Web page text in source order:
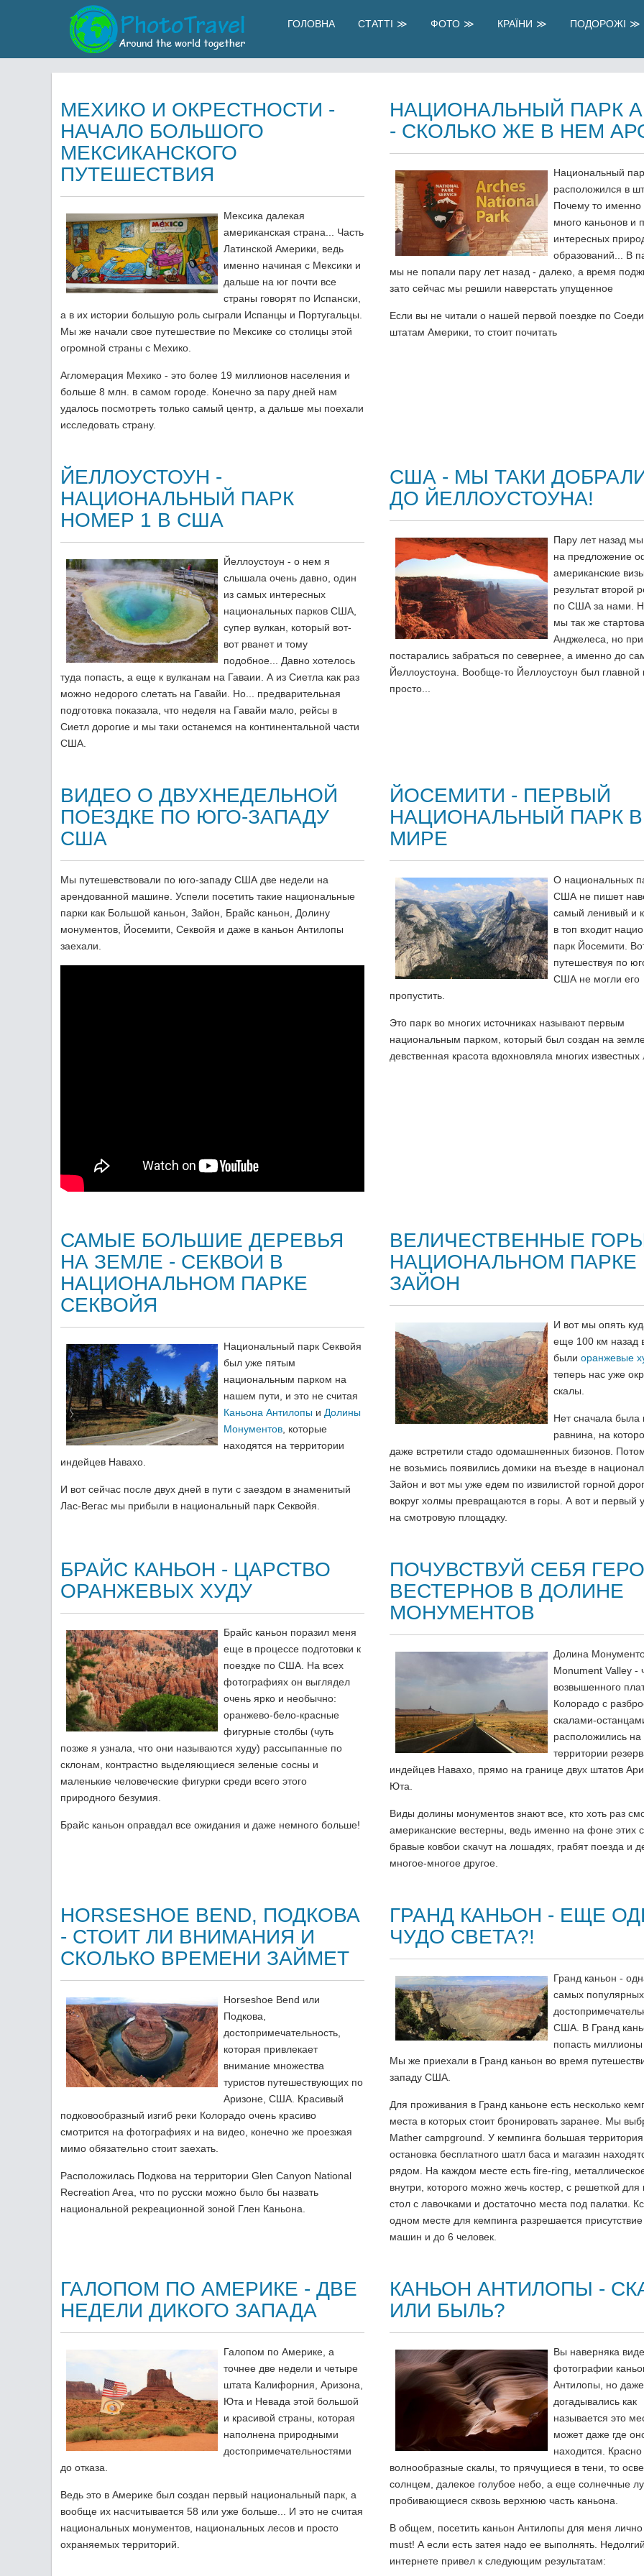
ГОЛОВНА СТАТТІ ФОТО КРАЇНИ ПОДОРОЖІ
МЕХИКО И ОКРЕСТНОСТИ -
НАЧАЛО БОЛЬШОГО
МЕКСИКАНСКОГО
ПУТЕШЕСТВИЯ
Мексика далекая
американская страна... Часть
Латинской Америки, ведь
именно начиная с Мексики и
дальше на юг почти все
страны говорят по Испански,
а в их истории большую роль сыграли Испанцы и Португальцы.
Мы же начали свое путешествие по Мексике со столицы этой
огромной страны с Мехико.
Агломерация Мехико - это более 19 миллионов населения и
больше 8 млн. в самом городе. Конечно за пару дней нам
удалось посмотреть только самый центр, а дальше мы поехали
исследовать страну.
НАЦИОНАЛЬНЫЙ ПАРК
- СКОЛЬКО ЖЕ В НЕМ
Национальный
расположился в
Почему то именно
много каньонов и
интересных
образований... В
мы не попали пару лет назад - далеко, а время
зато сейчас мы решили наверстать упущенное
Если вы не читали о нашей первой поездке по
штатам Америки, то стоит почитать
ЙЕЛЛОУСТОУН -
НАЦИОНАЛЬНЫЙ ПАРК
НОМЕР 1 В США
Йеллоустоун - о нем я
слышала очень давно, один
из самых интересных
национальных парков США,
супер вулкан, который вот-
вот рванет и тому
подобное... Давно хотелось
туда попасть, а еще к вулканам на Гаваии. А из Сиетла как раз
можно недорого слетать на Гавайи. Но... предварительная
подготовка показала, что неделя на Гавайи мало, рейсы в
Сиетл дорогие и мы таки останемся на континентальной части
США.
США - МЫ ТАКИ
ДО ЙЕЛЛОУСТОУНА!
Пару лет назад
на предложение
американские
результат второй
по США за нами.
мы так же
Анджелеса, но
постарались забраться по севернее, а именно до
Йеллоустоуна. Вообще-то Йеллоустоун был главной
просто...
ВИДЕО О ДВУХНЕДЕЛЬНОЙ
ПОЕЗДКЕ ПО ЮГО-ЗАПАДУ
США
Мы путешевствовали по юго-западу США две недели на
арендованной машине. Успели посетить такие национальные
парки как Большой каньон, Зайон, Брайс каньон, Долину
монументов, Йосемити, Секвойя и даже в каньон Антилопы
заехали.
ЙОСЕМИТИ - ПЕРВЫЙ
НАЦИОНАЛЬНЫЙ ПАРК В
МИРЕ
О национальных
США не пишет
самый ленивый и
в топ входит
парк Йосемити.
путешествуя по
США не могли его
пропустить.
Это парк во многих источниках называют первым
национальным парком, который был создан на
девственная красота вдохновляла многих известных
САМЫЕ БОЛЬШИЕ ДЕРЕВЬЯ
НА ЗЕМЛЕ - СЕКВОИ В
НАЦИОНАЛЬНОМ ПАРКЕ
СЕКВОЙЯ
Национальный парк Секвойя
был уже пятым
национальным парком на
нашем пути, и это не считая
Каньона Антилопы и Долины
Монументов , которые
находятся на территории
индейцев Навахо.
И вот сейчас после двух дней в пути с заездом в знаменитый
Лас-Вегас мы прибыли в национальный парк Секвойя.
ВЕЛИЧЕСТВЕННЫЕ
НАЦИОНАЛЬНОМ ПАРКЕ
ЗАЙОН
И вот мы опять
еще 100 км назад
были оранжевые
теперь нас уже
скалы.
Нет сначала была
равнина, на
даже встретили стадо одомашненных бизонов.
не возьмись появились домики на въезде в
Зайон и вот мы уже едем по извилистой горной
вокруг холмы превращаются в горы. А вот и первый
на смотровую площадку.
БРАЙС КАНЬОН - ЦАРСТВО
ОРАНЖЕВЫХ ХУДУ
Брайс каньон поразил меня
еще в процессе подготовки к
поездке по США. На всех
фотографиях он выглядел
очень ярко и необычно:
оранжево-бело-красные
фигурные столбы (чуть
позже я узнала, что они называются худу) рассыпанные по
склонам, контрастно выделяющиеся зеленые сосны и
маленькие человеческие фигурки среди всего этого
природного безумия.
Брайс каньон оправдал все ожидания и даже немного больше!
ПОЧУВСТВУЙ СЕБЯ
ВЕСТЕРНОВ В ДОЛИНЕ
МОНУМЕНТОВ
Долина
Monument Valley -
возвышенного
Колорадо с
скалами-
расположились на
территории
индейцев Навахо, прямо на границе двух штатов
Юта.
Виды долины монументов знают все, кто хоть раз
американские вестерны, ведь именно на фоне этих
бравые ковбои скачут на лошадях, грабят поезда и
многое-многое другое.
HORSESHOE BEND, ПОДКОВА
- СТОИТ ЛИ ВНИМАНИЯ И
СКОЛЬКО ВРЕМЕНИ ЗАЙМЕТ
Horseshoe Bend или
Подкова,
достопримечательность,
которая привлекает
внимание множества
туристов путешествующих по
Аризоне, США. Красивый
подковообразный изгиб реки Колорадо очень красиво
смотрится на фотографиях и на видео, конечно же проезжая
мимо обязательно стоит заехать.
Расположилась Подкова на территории Glen Canyon National
Recreation Area, что по русски можно было бы назвать
национальной рекреационной зоной Глен Каньона.
ГРАНД КАНЬОН - ЕЩЕ
ЧУДО СВЕТА?!
Гранд каньон -
самых популярных
США. В Гранд
попасть
Мы же приехали в Гранд каньон во время
западу США.
Для проживания в Гранд каньоне есть несколько
места в которых стоит бронировать заранее. Мы
Mather campground. У кемпинга большая
остановка бесплатного шатл баса и магазин
рядом. На каждом месте есть fire-ring,
внутри, которого можно жечь костер, с решеткой для
стол с лавочками и достаточно места под палатки.
одном месте для кемпинга разрешается присутствие
машин и до 6 человек.
ГАЛОПОМ ПО АМЕРИКЕ - ДВЕ
НЕДЕЛИ ДИКОГО ЗАПАДА
Галопом по Америке, а
точнее две недели и четыре
штата Калифорния, Аризона,
Юта и Невада этой большой
и красивой страны, которая
наполнена природными
достопримечательностями
до отказа.
Ведь это в Америке был создан первый национальный парк, а
вообще их насчитывается 58 или уже больше... И это не считая
национальных монументов, национальных лесов и просто
охраняемых территорий.
КАНЬОН АНТИЛОПЫ -
ИЛИ БЫЛЬ?
Вы наверняка
фотографии
Антилопы, но
догадывались как
называется это
может даже где
находится.
волнообразные скалы, то прячущиеся в тени, то
солнцем, далекое голубое небо, а еще солнечные
пробивающиеся сквозь верхнюю часть каньона.
В общем, посетить каньон Антилопы для меня
must! А если есть затея надо ее выполнять.
интернете привел к следующим результатам: